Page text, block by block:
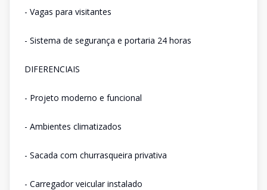
- Vagas para visitantes
- Sistema de segurança e portaria 24 horas
DIFERENCIAIS
- Projeto moderno e funcional
- Ambientes climatizados
- Sacada com churrasqueira privativa
- Carregador veicular instalado